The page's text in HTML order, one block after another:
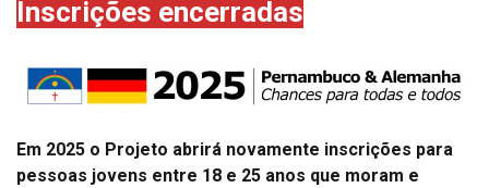
Inscrições encerradas
Em 2025 o Projeto abrirá novamente inscrições para
pessoas jovens entre 18 e 25 anos que moram e